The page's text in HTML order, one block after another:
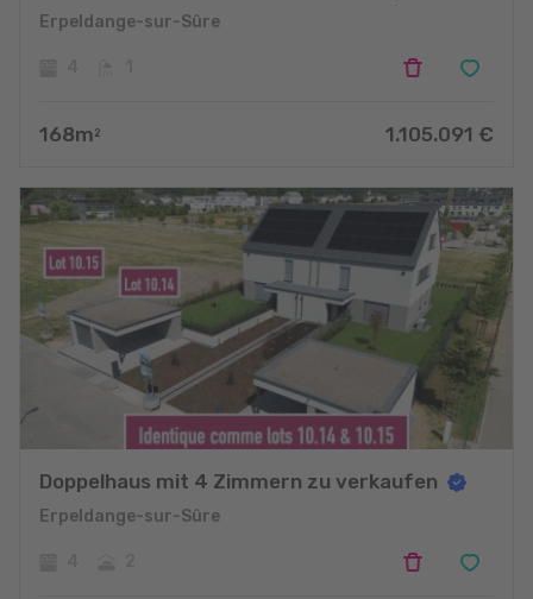
Erpeldange-sur-Sûre
168m 2 1.105.091 €
Doppelhaus mit 4 Zimmern zu verkaufen
Erpeldange-sur-Sûre